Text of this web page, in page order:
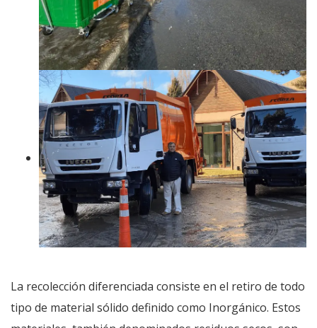
La recolección diferenciada consiste en el retiro de todo
tipo de material sólido definido como Inorgánico. Estos